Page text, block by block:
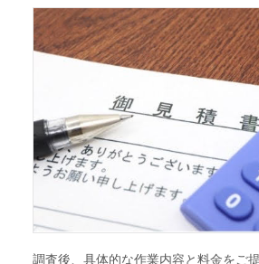
調査後、具体的な作業内容と料金をご提